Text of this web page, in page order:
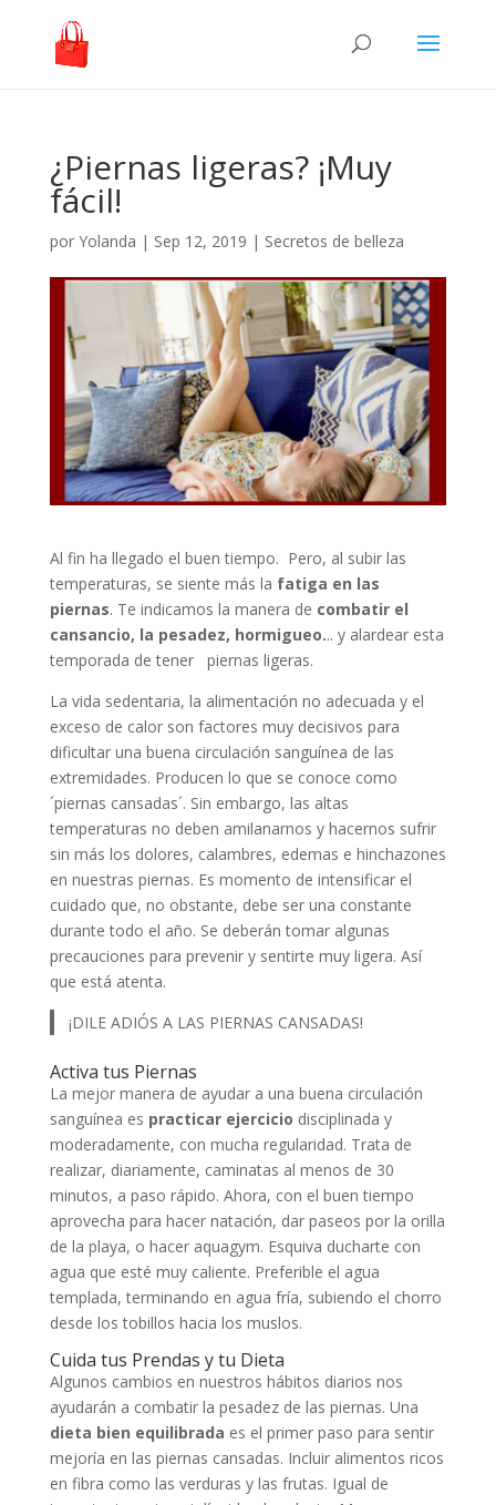
¿Piernas ligeras? ¡Muy
fácil!
por Yolanda | Sep 12, 2019 | Secretos de belleza
Al fin ha llegado el buen tiempo. Pero, al subir las
temperaturas, se siente más la fatiga en las
piernas. Te indicamos la manera de combatir el
cansancio, la pesadez, hormigueo... y alardear esta
temporada de tener piernas ligeras.
La vida sedentaria, la alimentación no adecuada y el
exceso de calor son factores muy decisivos para
dificultar una buena circulación sanguínea de las
extremidades. Producen lo que se conoce como
´piernas cansadas´. Sin embargo, las altas
temperaturas no deben amilanarnos y hacernos sufrir
sin más los dolores, calambres, edemas e hinchazones
en nuestras piernas. Es momento de intensificar el
cuidado que, no obstante, debe ser una constante
durante todo el año. Se deberán tomar algunas
precauciones para prevenir y sentirte muy ligera. Así
que está atenta.
¡DILE ADIÓS A LAS PIERNAS CANSADAS!
Activa tus Piernas
La mejor manera de ayudar a una buena circulación
sanguínea es practicar ejercicio disciplinada y
moderadamente, con mucha regularidad. Trata de
realizar, diariamente, caminatas al menos de 30
minutos, a paso rápido. Ahora, con el buen tiempo
aprovecha para hacer natación, dar paseos por la orilla
de la playa, o hacer aquagym. Esquiva ducharte con
agua que esté muy caliente. Preferible el agua
templada, terminando en agua fría, subiendo el chorro
desde los tobillos hacia los muslos.
Cuida tus Prendas y tu Dieta
Algunos cambios en nuestros hábitos diarios nos
ayudarán a combatir la pesadez de las piernas. Una
dieta bien equilibrada es el primer paso para sentir
mejoría en las piernas cansadas. Incluir alimentos ricos
en fibra como las verduras y las frutas. Igual de